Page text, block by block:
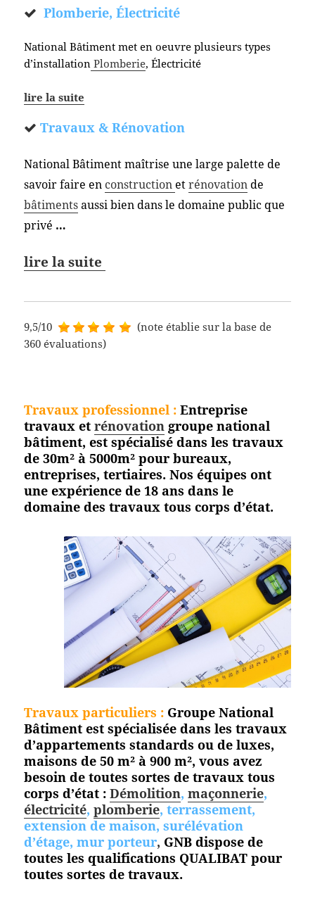
Plomberie, Électricité
National Bâtiment met en oeuvre plusieurs types
d’installation Plomberie, Électricité
lire la suite
Travaux & Rénovation
National Bâtiment maîtrise une large palette de
savoir faire en construction etrénovationde
bâtimentsaussi bien dans le domaine public que
privé …
lire la suite
9,5/10
(note établie sur la base de
360 évaluations)
Travaux professionnel : Entreprise
travaux etrénovation groupe national
bâtiment, est spécialisé dans les travaux
de 30m² à 5000m² pour bureaux,
entreprises, tertiaires. Nos équipes ont
une expérience de 18 ans dans le
domaine des travaux tous corpsd’état.
Travaux particuliers : Groupe National
Bâtiment est spécialisée dans les travaux
d’appartements standards ou de luxes,
maisons de 50 m² à 900 m², vous avez
besoin de toutes sortes de travaux tous
corps d’état : Démolition,maçonnerie,
électricité,plomberie, terrassement,
extension de maison, surélévation
d’étage, mur porteur, GNB dispose de
toutes les qualifications QUALIBAT pour
toutessortes de travaux.